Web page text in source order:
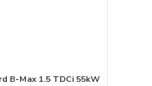
B-Max 1.5 TDCi 55kW